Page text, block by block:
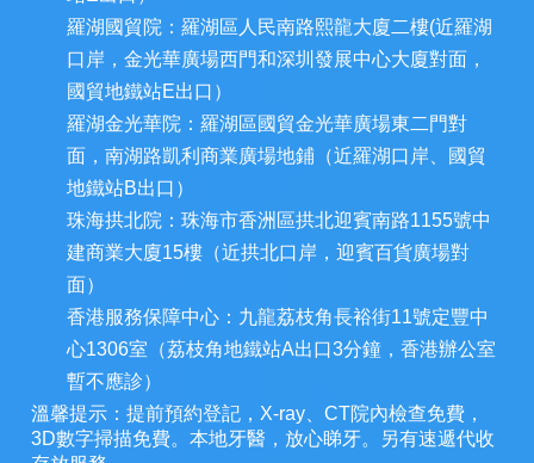
羅湖國貿院：羅湖區人民南路熙龍大廈二樓(近羅湖
口岸，金光華廣場西門和深圳發展中心大廈對面，
國貿地鐵站E出口）
羅湖金光華院：羅湖區國貿金光華廣場東二門對
面，南湖路凱利商業廣場地鋪（近羅湖口岸、國貿
地鐵站B出口）
珠海拱北院：珠海市香洲區拱北迎賓南路1155號中
建商業大廈15樓（近拱北口岸，迎賓百貨廣場對
面）
香港服務保障中心：九龍荔枝角長裕街11號定豐中
心1306室（荔枝角地鐵站A出口3分鐘，香港辦公室
暫不應診）
溫馨提示：提前預約登記，X-ray、CT院內檢查免費，
3D數字掃描免費。本地牙醫，放心睇牙。另有速遞代收